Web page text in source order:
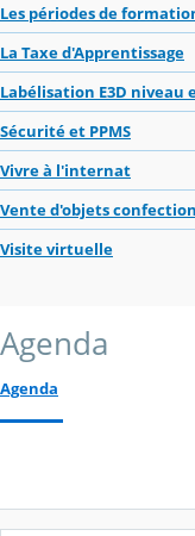
Les périodes de
La Taxe d'Apprentissage
Labélisation E3D niveau
Sécurité et PPMS
Vivre à l'internat
Vente d'objets
Visite virtuelle
Agenda
Agenda